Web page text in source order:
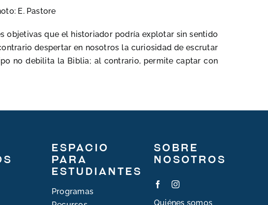
E. Pastore
objetivas que el historiador podría explotar sin sentido
despertar en nosotros la curiosidad de escrutar
no debilita la Biblia; al contrario, permite captar con
Espacio
para
estudiantes
Programas
Sobre
nosotros
Quiénes somos